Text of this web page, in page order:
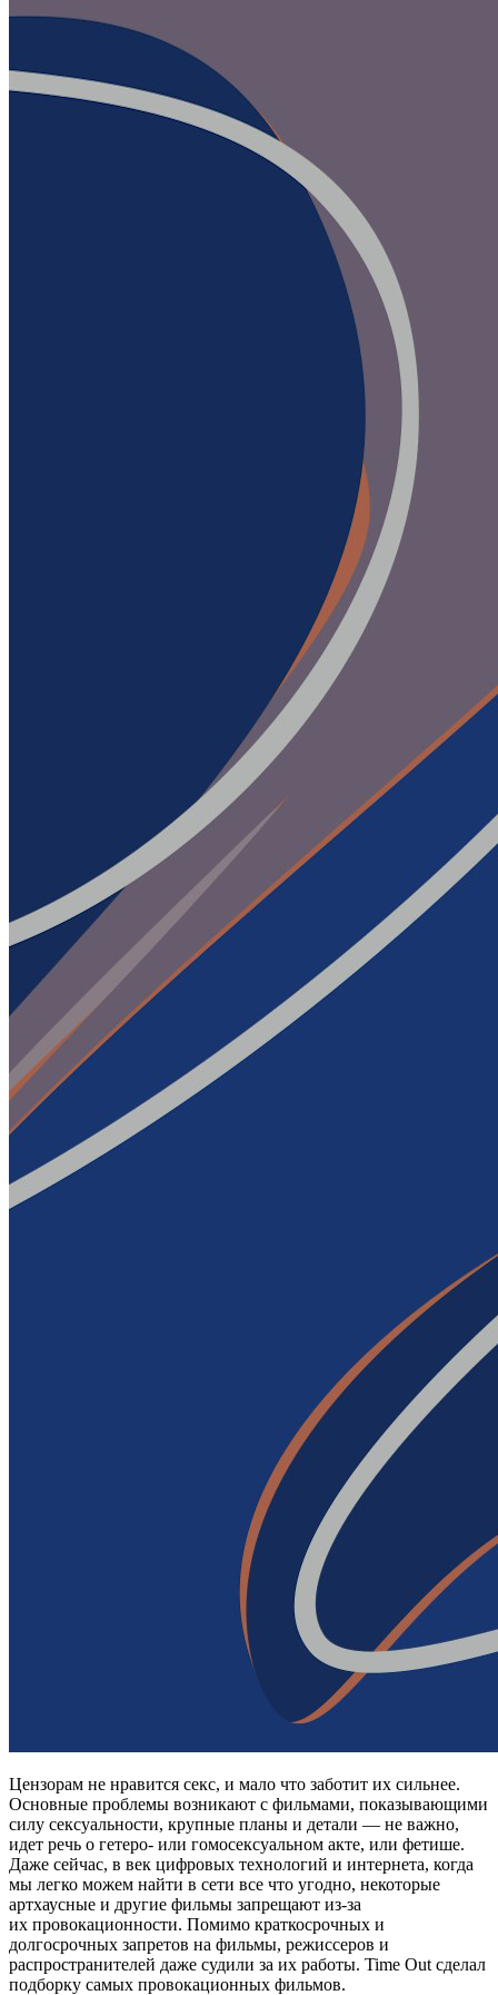
Цензорам не нравится секс, и мало что заботит их сильнее.
Основные проблемы возникают с фильмами, показывающими
силу сексуальности, крупные планы и детали — не важно,
идет речь о гетеро- или гомосексуальном акте, или фетише.
Даже сейчас, в век цифровых технологий и интернета, когда
мы легко можем найти в сети все что угодно, некоторые
артхаусные и другие фильмы запрещают из-за
их провокационности. Помимо краткосрочных и
долгосрочных запретов на фильмы, режиссеров и
распространителей даже судили за их работы. Time Out сделал
подборку самых провокационных фильмов.